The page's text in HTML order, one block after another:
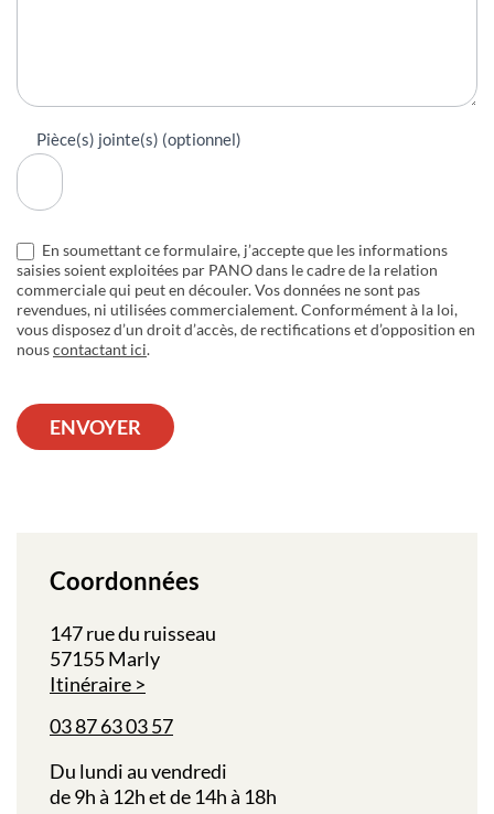
Pièce(s) jointe(s) (optionnel)
En soumettant ce formulaire, j’accepte que les informations
saisies soient exploitées par PANO dans le cadre de la relation
commerciale qui peut en découler. Vos données ne sont pas
revendues, ni utilisées commercialement. Conformément à la loi,
vous disposez d’un droit d’accès, de rectifications et d’opposition en
nouscontactant ici.
ENVOYER
Coordonnées
147 rue du ruisseau
57155 Marly
Itinéraire
03 87 63 03 57
Du lundi au vendredi
de 9h à 12h et de 14h à 18h